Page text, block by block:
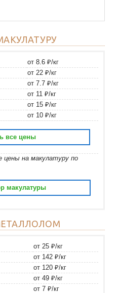
от 8.6 ₽/кг
от 22 ₽/кг
от 7.7 ₽/кг
от 11 ₽/кг
от 15 ₽/кг
от 10 ₽/кг
все цены
цены на макулатуру по
макулатуры
от 25 ₽/кг
от 142 ₽/кг
от 120 ₽/кг
от 49 ₽/кг
от 7 ₽/кг